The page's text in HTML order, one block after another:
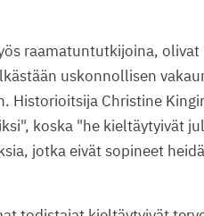
raamatuntutkijoina, olivat
uskonnollisen
Historioitsija Christine
koska "he kieltäytyivät
jotka eivät sopineet